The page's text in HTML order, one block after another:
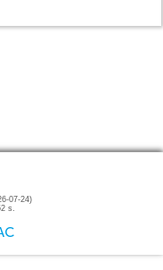
07-24)
s.